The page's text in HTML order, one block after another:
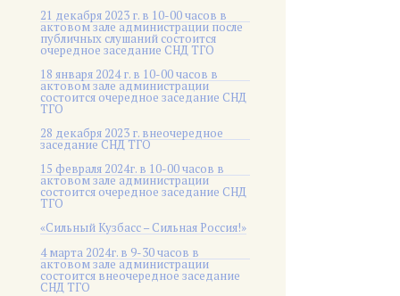
21 декабря 2023 г. в 10-00 часов в
актовом зале администрации после
публичных слушаний состоится
очередное заседание СНД ТГО
18 января 2024 г. в 10-00 часов в
актовом зале администрации
состоится очередное заседание СНД
ТГО
28 декабря 2023 г. внеочередное
заседание СНД ТГО
15 февраля 2024г. в 10-00 часов в
актовом зале администрации
состоится очередное заседание СНД
ТГО
«Сильный Кузбасс – Сильная Россия!»
4 марта 2024г. в 9-30 часов в
актовом зале администрации
состоится внеочередное заседание
СНД ТГО